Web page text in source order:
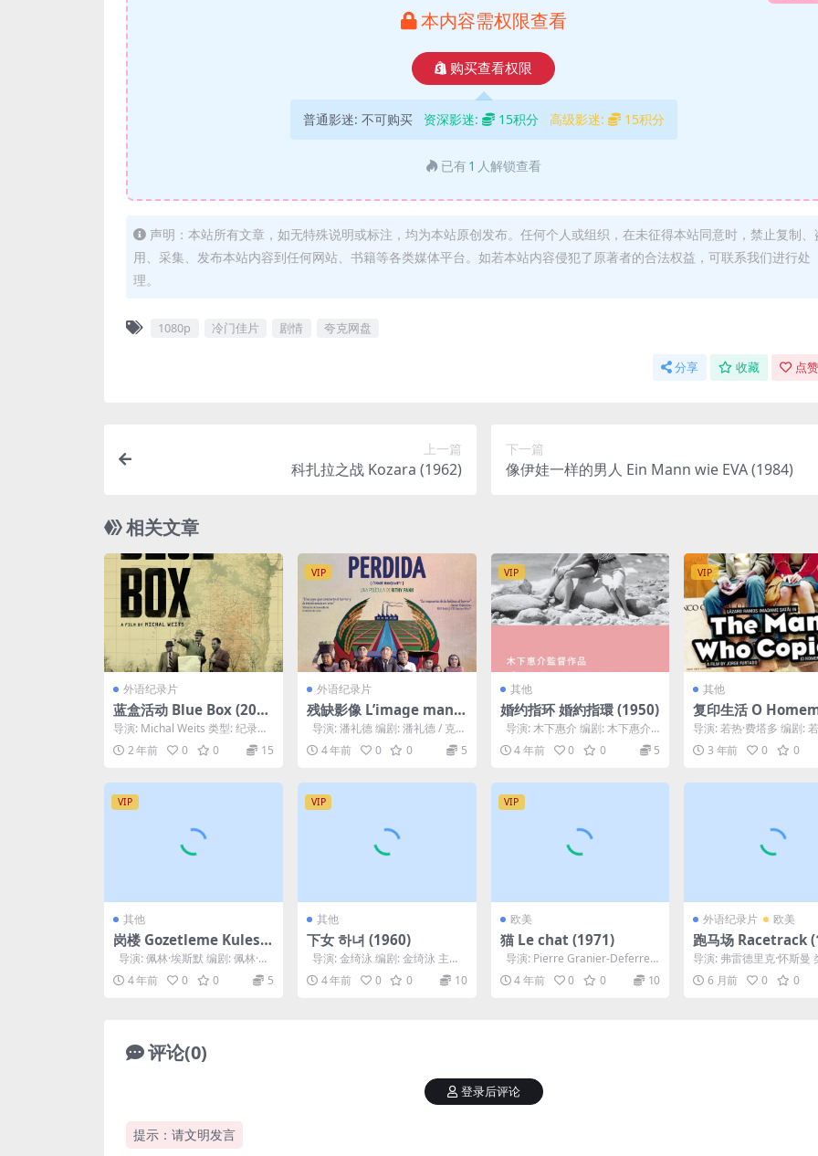
本内容需权限查看
购买查看权限
普通影迷: 不可购买 资深影迷: 15积分 高级影迷: 15积分
已有 1 人解锁查看
声明：本站所有文章，如无特殊说明或标注，均为本站原创发布。任何个人或组织，在未征得本站同意时，禁止复制、
用、采集、发布本站内容到任何网站、书籍等各类媒体平台。如若本站内容侵犯了原著者的合法权益，可联系我们进行处
理。
1080p 冷门佳片 剧情 夸克网盘
分享 收藏 点
上一篇
科扎拉之战 Kozara (1962)
下一篇
像伊娃一样的男人 Ein Mann wie EVA (1984)
相关文章
外语纪录片
蓝盒活动 Blue Box (202
1)
导演: Michal Weits 类型: 纪录片
制片国家/地区: 以色列 / ...
2 年前 0 0 15
VIP
外语纪录片
残缺影像 L’image manq
uante (2013)
导演: 潘礼德 编剧: 潘礼德 / 克里
斯托夫·巴塔耶 主演: 兰...
4 年前 0 0 5
VIP
其他
婚约指环 婚約指環 (1950)
导演: 木下惠介 编剧: 木下惠介
主演: 宇野重吉 / 田中绢代...
4 年前 0 0 5
VIP
其他
复印生活 O
Copiava (2004)
导演: 若热·费塔多 编剧:
塔多 主演: 拉萨罗·拉莫斯
德拉...3 年前 0 0
VIP
其他
岗楼 Gozetleme Kulesi
(2012)
导演: 佩林·埃斯默 编剧: 佩林·埃
斯默 主演: Olgun S...
4 年前 0 0 5
VIP
其他
下女 하녀 (1960)
导演: 金绮泳 编剧: 金绮泳 主
演: 金振奎 / 朱曾女 / 李...
4 年前 0 0 10
VIP
欧美
猫 Le chat (1971)
导演: Pierre Granier-Deferre
编剧: 皮埃...
4 年前 0 0 10
外语纪录片 欧美
跑马场 Racetrack
导演: 弗雷德里克·怀斯曼
录片 制片国家/地区: 美国
言: 英语...
6 月前 0 0
评论(0)
提示：请文明发言
登录后评论